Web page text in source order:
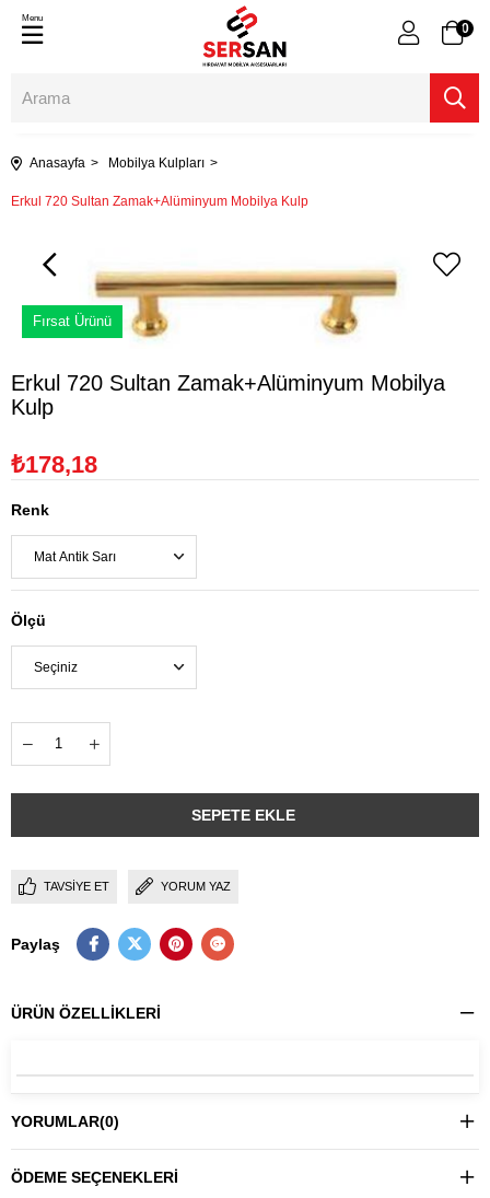
0
Menu
Anasayfa Mobilya Kulpları
Erkul 720 Sultan Zamak+Alüminyum Mobilya Kulp
Fırsat Ürünü
Erkul 720 Sultan Zamak+Alüminyum Mobilya
Kulp
₺178,18
Renk
Ölçü
TAVSIYE ET YORUM YAZ
Paylaş
ÜRÜN ÖZELLIKLERI
YORUMLAR(0)
ÖDEME SEÇENEKLERI